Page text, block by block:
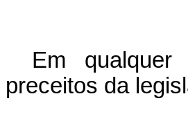
Em
preceitos da